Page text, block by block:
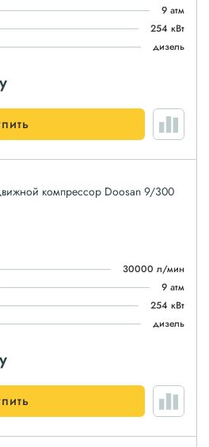
9 атм
254 кВт
дизель
компрессор Doosan 9/300
30000 л/мин
9 атм
254 кВт
дизель